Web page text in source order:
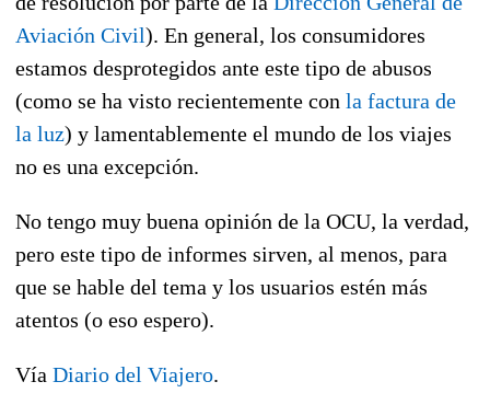
Aviación Civil). En general, los consumidores
estamos desprotegidos ante este tipo de abusos
(como se ha visto recientemente con la factura de
la luz) y lamentablemente el mundo de los viajes
no es una excepción.
No tengo muy buena opinión de la OCU, la verdad,
pero este tipo de informes sirven, al menos, para
que se hable del tema y los usuarios estén más
atentos (o eso espero).
Vía Diario del Viajero.